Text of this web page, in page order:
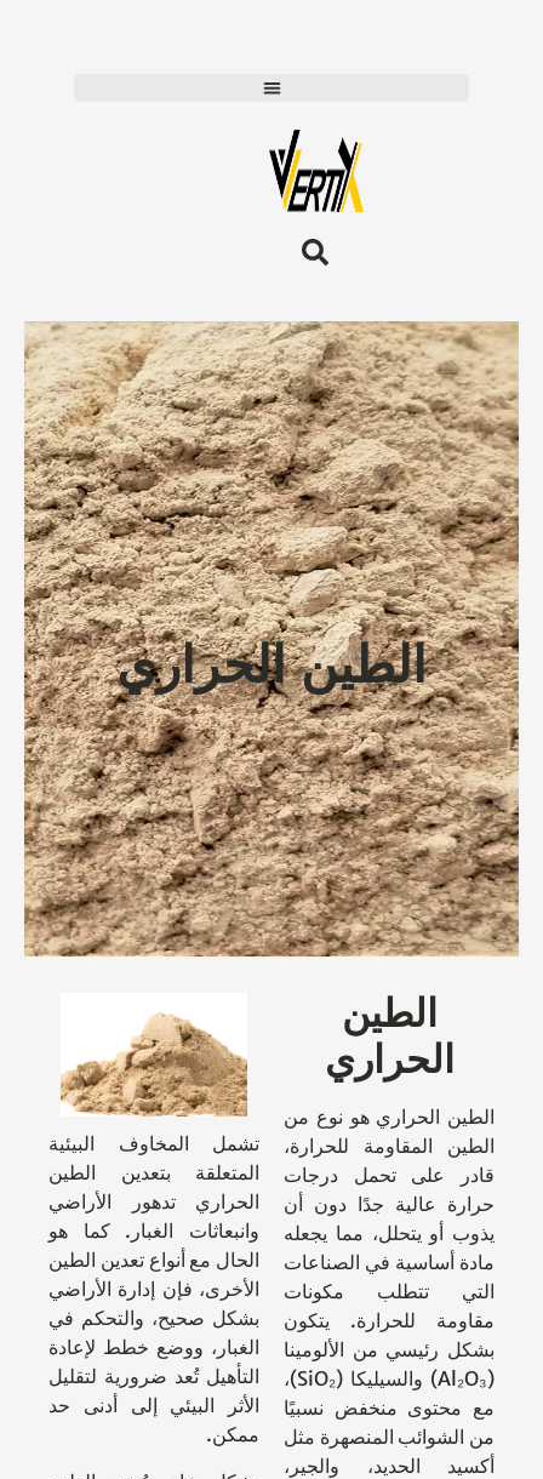
الطين الحراري
الطين
الحراري
الطين الحراري هو نوع من
الطين المقاومة للحرارة،
قادر على تحمل درجات
حرارة عالية جدًا دون أن
يذوب أو يتحلل، مما يجعله
مادة أساسية في الصناعات
التي تتطلب مكونات
مقاومة للحرارة. يتكون
بشكل رئيسي من الألومينا
(Al₂O₃) والسيليكا (SiO₂)،
مع محتوى منخفض نسبيًا
من الشوائب المنصهرة مثل
أكسيد الحديد، والجير،
تشمل المخاوف البيئية
المتعلقة بتعدين الطين
الحراري تدهور الأراضي
وانبعاثات الغبار. كما هو
الحال مع أنواع تعدين الطين
الأخرى، فإن إدارة الأراضي
بشكل صحيح، والتحكم في
الغبار، ووضع خطط لإعادة
التأهيل تُعد ضرورية لتقليل
الأثر البيئي إلى أدنى حد
ممكن.